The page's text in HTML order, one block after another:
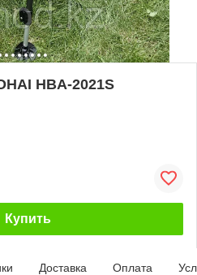
HBA-2021S
Купить
Доставка Оплата